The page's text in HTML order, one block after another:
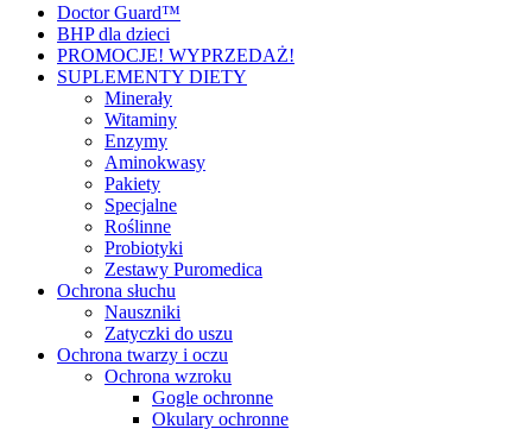
Doctor Guard™
BHP dla dzieci
PROMOCJE! WYPRZEDAŻ!
SUPLEMENTY DIETY
Minerały
Witaminy
Enzymy
Aminokwasy
Pakiety
Specjalne
Roślinne
Probiotyki
Zestawy Puromedica
Ochrona słuchu
Nauszniki
Zatyczki do uszu
Ochrona twarzy i oczu
Ochrona wzroku
Gogle ochronne
Okulary ochronne